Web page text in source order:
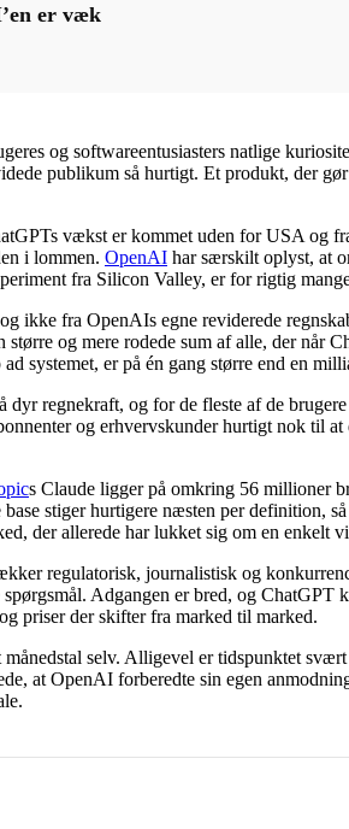
er væk
og softwareentusiasters natlige
publikum så hurtigt. Et produkt, der
vækst er kommet uden for USA og
i lommen. OpenAI har særskilt oplyst, at
fra Silicon Valley, er for rigtig
ikke fra OpenAIs egne reviderede
og mere rodede sum af alle, der
systemet, er på én gang større end en
regnekraft, og for de fleste af de
og erhvervskunder hurtigt nok til
s Claude ligger på omkring 56 millioner
stiger hurtigere næsten per definition,
der allerede har lukket sig om en enkelt
regulatorisk, journalistisk og
Adgangen er bred, og ChatGPT
priser der skifter fra marked til marked.
selv. Alligevel er tidspunktet
at OpenAI forberedte sin egen